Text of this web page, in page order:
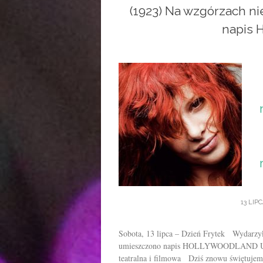
(1923) Na wzgórzach
napis
13
Sobota, 13 lipca – Dzień Frytek
umieszczono napis
teatralna i filmowa Dziś znowu